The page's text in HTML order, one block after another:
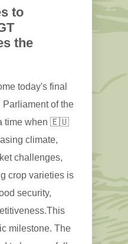
to
the
today's final
of the
time when 🇪🇺
climate,
challenges,
crop varieties is
security,
milestone. The